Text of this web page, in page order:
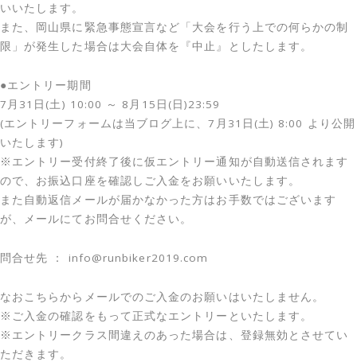
いいたします。
また、岡山県に緊急事態宣言など「大会を行う上での何らかの制
限」が発生した場合は大会自体を『中止』としたします。
●エントリー期間
7月31日(土) 10:00 ～ 8月15日(日)23:59
(エントリーフォームは当ブログ上に、7月31日(土) 8:00 より公開
いたします)
※エントリー受付終了後に仮エントリー通知が自動送信されます
ので、お振込口座を確認しご入金をお願いいたします。
また自動返信メールが届かなかった方はお手数ではございます
が、メールにてお問合せください。
問合せ先 ： info@runbiker2019.com
なおこちらからメールでのご入金のお願いはいたしません。
※ご入金の確認をもって正式なエントリーといたします。
※エントリークラス間違えのあった場合は、登録無効とさせてい
ただきます。